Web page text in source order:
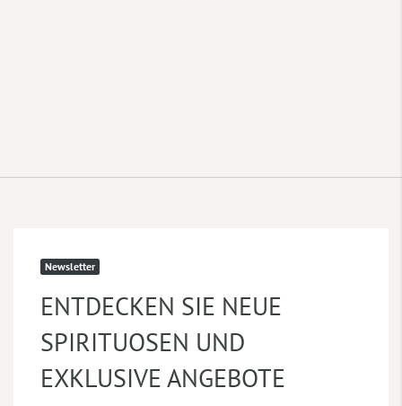
Newsletter
ENTDECKEN SIE NEUE
SPIRITUOSEN UND
EXKLUSIVE ANGEBOTE